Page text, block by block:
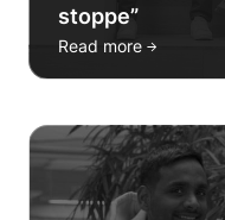
stoppe”
Read more →